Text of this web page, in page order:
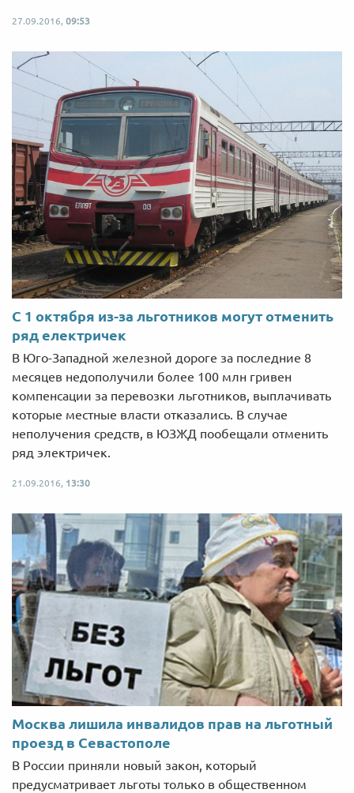
27.09.2016, 09:53
С 1 октября из-за льготников могут отменить
ряд електричек
В Юго-Западной железной дороге за последние 8
месяцев недополучили более 100 млн гривен
компенсации за перевозки льготников, выплачивать
которые местные власти отказались. В случае
неполучения средств, в ЮЗЖД пообещали отменить
ряд электричек.
21.09.2016, 13:30
Москва лишила инвалидов прав на льготный
проезд в Севастополе
В России приняли новый закон, который
предусматривает льготы только в общественном